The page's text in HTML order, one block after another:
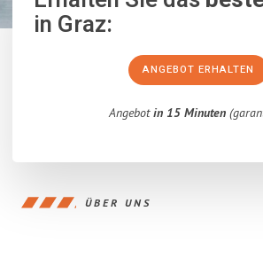
in Graz:
ANGEBOT ERHALTEN
Angebotin 15 Minuten
ÜBER UNS